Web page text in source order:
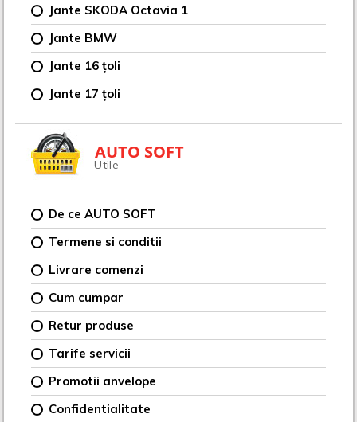
Jante SKODA Octavia 1
Jante BMW
Jante 16 țoli
Jante 17 țoli
AUTO SOFT
Utile
De ce AUTO SOFT
Termene si conditii
Livrare comenzi
Cum cumpar
Retur produse
Tarife servicii
Promotii anvelope
Confidentialitate